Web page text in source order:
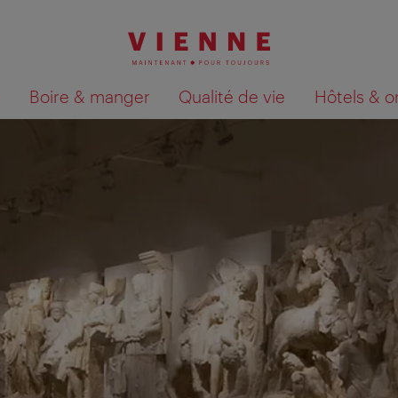
Boire & manger Qualité de vie Hôtels &